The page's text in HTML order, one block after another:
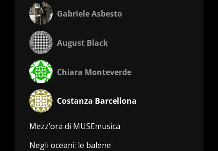
Gabriele Asbesto
August Black
Chiara Monteverde
Costanza Barcellona
Mezz’ora di MUSEmusica
Negli oceani: le balene